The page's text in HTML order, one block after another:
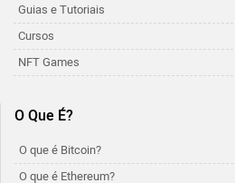
Guias e Tutoriais
Cursos
NFT Games
O Que É?
O que é Bitcoin?
O que é Ethereum?